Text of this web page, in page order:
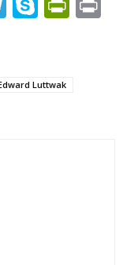
Luttwak